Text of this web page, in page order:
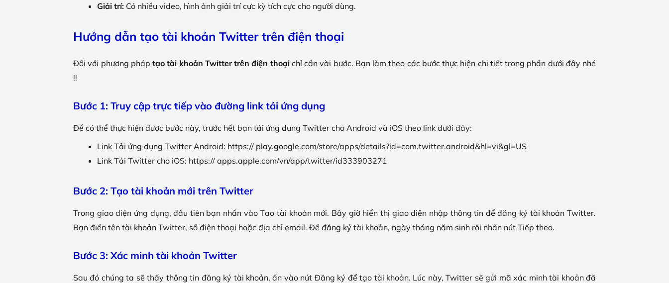
Giải trí: Có nhiều video, hình ảnh giải trí cực kỳ tích cực cho người dùng.
Hướng dẫn tạo tài khoản Twitter trên điện thoại
Đối với phương pháp tạo tài khoản Twitter trên điện thoại chỉ cần vài bước. Bạn làm theo các bước thực hiện chi tiết trong phần dưới đây nhé
!!
Bước 1: Truy cập trực tiếp vào đường link tải ứng dụng
Để có thể thực hiện được bước này, trước hết bạn tải ứng dụng Twitter cho Android và iOS theo link dưới đây:
Link Tải ứng dụng Twitter Android: https:// play.google.com/store/apps/details?id=com.twitter.android&hl=vi&gl=US
Link Tải Twitter cho iOS: https:// apps.apple.com/vn/app/twitter/id333903271
Bước 2: Tạo tài khoản mới trên Twitter
Trong giao diện ứng dụng, đầu tiên bạn nhấn vào Tạo tài khoản mới. Bây giờ hiển thị giao diện nhập thông tin để đăng ký tài khoản Twitter.
Bạn điền tên tài khoản Twitter, số điện thoại hoặc địa chỉ email. Để đăng ký tài khoản, ngày tháng năm sinh rồi nhấn nút Tiếp theo.
Bước 3: Xác minh tài khoản Twitter
Sau đó chúng ta sẽ thấy thông tin đăng ký tài khoản, ấn vào nút Đăng ký để tạo tài khoản. Lúc này, Twitter sẽ gửi mã xác minh tài khoản đã